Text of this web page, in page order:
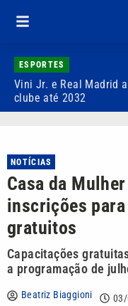
ESPORTES
Vini Jr. e Real Madrid
clube até 2032
NOTÍCIAS
Casa da
inscrições
gratuitos
Capacitações
a programação de
Beatriz Biaggioni